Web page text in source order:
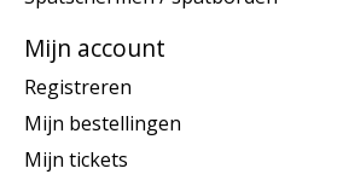
Mijn account
Registreren
Mijn bestellingen
Mijn tickets